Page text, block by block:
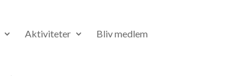
Aktiviteter Bliv medlem